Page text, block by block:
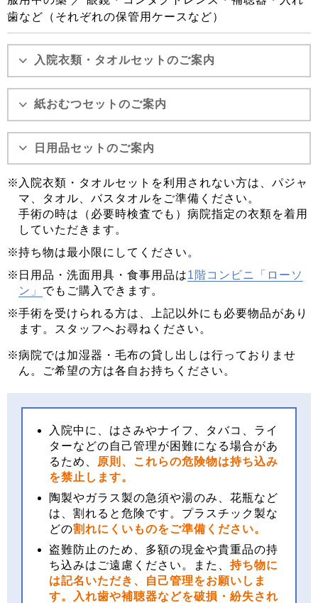
歯など（それぞれの保管用ケースなど）
入院衣類・タオルセットのご案内
紙おむつセットのご案内
日用品セットのご案内
入院衣類・タオルセットを利用されない方は、パジャ
マ、タオル、バスタオルをご準備ください。
手術の時は（必要時検査でも）病院指定の衣類を着用
していただきます。
持ち物は最小限にしてください。
日用品・洗面用具・食事用品は1階コンビニ「ローソ
ン」 でもご購入できます。
手術を受けられる方は、上記以外にも必要物品があり
ます。スタッフへお尋ねください。
病院では加湿器・毛布の貸し出しは行っておりませ
ん。ご希望の方は各自お持ちください。
入院中に、はさみやナイフ、タバコ、ライ
ターなどの自己管理が困難になる場合があ
るため、
原則、これらの危険物は持ち込み
を禁止します。
陶製やガラス製の急須や湯のみ、花瓶など
は、割れると危険です。プラスチック製な
どの割れにくいものをご準備ください。
盗難防止のため、多額の現金や貴重品の持
ち込みはご遠慮ください。また、持ち物に
は記名いただき、自己管理をお願いしま
す。入れ歯や補聴器などを破損・紛失され